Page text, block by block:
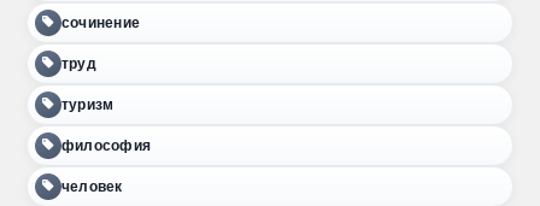
сочинение
труд
туризм
философия
человек